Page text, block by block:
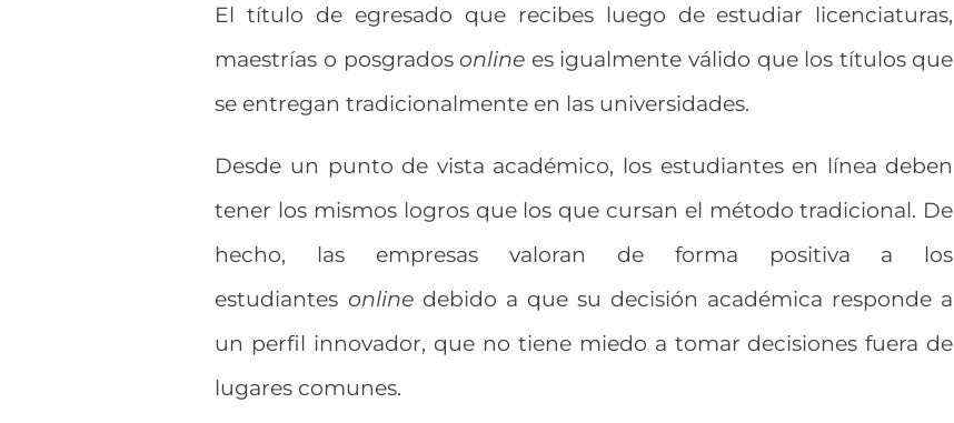
El título de egresado que recibes luego de estudiar licenciaturas,
maestrías o posgradosonline es igualmente válido que los títulos que
se entregan tradicionalmente en las universidades.
Desde un punto de vista académico, los estudiantes en línea deben
tener los mismos logros que los que cursan el método tradicional. De
hecho, las empresas valoran de forma positiva a los
estudiantes onlinedebido a que su decisión académica responde a
un perfil innovador, que no tiene miedo a tomar decisiones fuera de
lugares comunes.